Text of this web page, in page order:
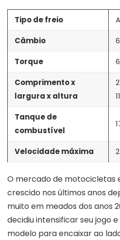
Tipo de freio
Câmbio
Torque
Comprimento x
largura x altura
Tanque de
combustível
Velocidade máxima
O mercado de motocicletas
crescido nos últimos anos
muito em meados dos anos
decidiu intensificar seu jogo
modelo para encaixar ao